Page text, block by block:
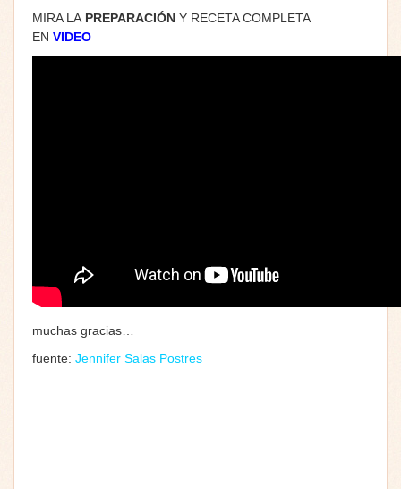
MIRA LA PREPARACIÓN Y RECETA COMPLETA
EN VIDEO
muchas gracias…
fuente: Jennifer Salas Postres